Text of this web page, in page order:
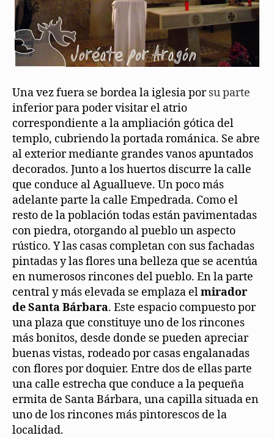
Una vez fuera se bordea la iglesia porsu parte
inferior para poder visitar el atrio
correspondiente a la ampliación gótica del
templo, cubriendo la portada románica. Se abre
al exterior mediante grandes vanos apuntados
decorados. Junto a los huertos discurre la calle
que conduce al Aguallueve. Un poco más
adelante parte la calle Empedrada. Como el
resto de la población todas están pavimentadas
con piedra, otorgando al pueblo un aspecto
rústico. Y las casas completan con sus fachadas
pintadas y las flores una belleza que se acentúa
en numerosos rincones del pueblo. En la parte
central y más elevada se emplaza elmirador
de Santa Bárbara. Este espacio compuesto por
una plaza que constituye uno de los rincones
más bonitos, desde donde se pueden apreciar
buenas vistas, rodeado por casas engalanadas
con flores por doquier. Entre dos de ellas parte
una calle estrecha que conduce a la pequeña
ermita de Santa Bárbara, una capilla situada en
uno de los rincones más pintorescos de la
localidad.